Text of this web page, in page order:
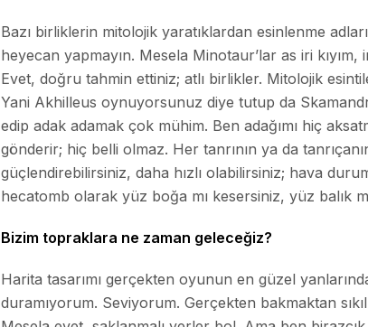
Bazı birliklerin mitolojik yaratıklardan esinlenme
heyecan yapmayın. Mesela Minotaur’lar as iri
Evet, doğru tahmin ettiniz; atlı birlikler. Mitolojik
Yani Akhilleus oynuyorsunuz diye tutup da
edip adak adamak çok mühim. Ben adağımı hiç
gönderir; hiç belli olmaz. Her tanrının ya da
güçlendirebilirsiniz, daha hızlı olabilirsiniz; hava
hecatomb olarak yüz boğa mı kesersiniz, yüz balık
Bizim topraklara ne zaman geleceğiz?
Harita tasarımı gerçekten oyunun en güzel
duramıyorum. Seviyorum. Gerçekten bakmaktan